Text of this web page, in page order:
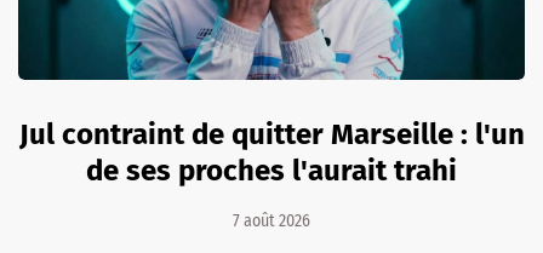
Jul contraint de quitter Marseille : l'un
de ses proches l'aurait trahi
7 août 2026